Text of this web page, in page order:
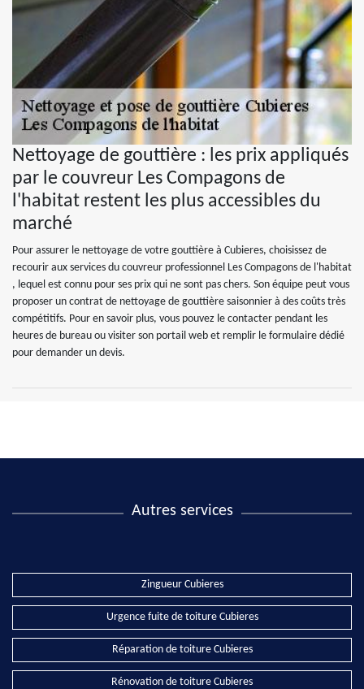
Nettoyage de gouttière : les prix appliqués
par le couvreur Les Compagons de
l'habitat restent les plus accessibles du
marché
Pour assurer le nettoyage de votre gouttière à Cubieres, choisissez de
recourir aux services du couvreur professionnel Les Compagons de l'habitat
, lequel est connu pour ses prix qui ne sont pas chers. Son équipe peut vous
proposer un contrat de nettoyage de gouttière saisonnier à des coûts très
compétitifs. Pour en savoir plus, vous pouvez le contacter pendant les
heures de bureau ou visiter son portail web et remplir le formulaire dédié
pour demander un devis.
Autres services
Zingueur Cubieres
Urgence fuite de toiture Cubieres
Réparation de toiture Cubieres
Rénovation de toiture Cubieres